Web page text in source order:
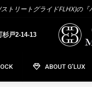
リートグライドFLHX)の『
杉戸2-14-13
ABOUT G’LUX